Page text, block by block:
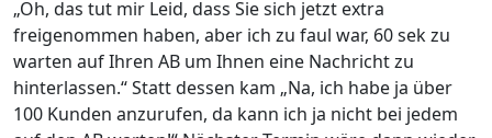
„Oh, das tut mir Leid, dass Sie sich jetzt extra
freigenommen haben, aber ich zu faul war, 60 sek zu
warten auf Ihren AB um Ihnen eine Nachricht zu
hinterlassen.“ Statt dessen kam „Na, ich habe ja über
100 Kunden anzurufen, da kann ich ja nicht bei jedem